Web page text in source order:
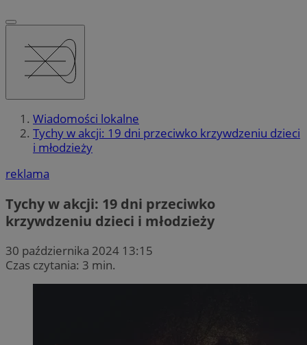
Wiadomości lokalne
Tychy w akcji: 19 dni przeciwko krzywdzeniu dzieci
i młodzieży
reklama
Tychy w akcji: 19 dni przeciwko
krzywdzeniu dzieci i młodzieży
30 października 2024 13:15
Czas czytania: 3 min.